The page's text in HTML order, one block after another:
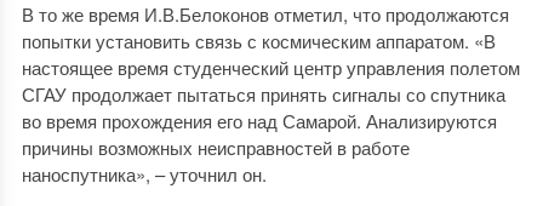
В то же время И.В.Белоконов отметил, что продолжаются
попытки установить связь с космическим аппаратом. «В
настоящее время студенческий центр управления полетом
СГАУ продолжает пытаться принять сигналы со спутника
во время прохождения его над Самарой. Анализируются
причины возможных неисправностей в работе
наноспутника», – уточнил он.